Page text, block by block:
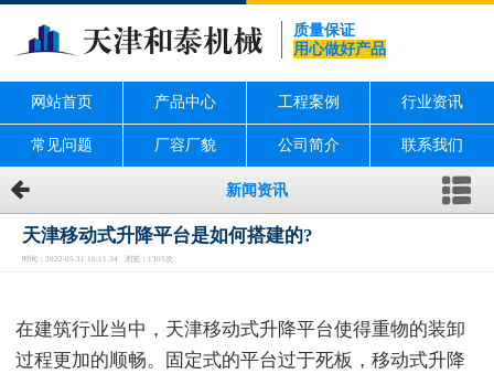
质量保证
用心做好产品
网站首页 产品中心 工程案例 行业资讯
常见问题 厂容厂貌 公司简介 联系我们
新闻资讯
天津移动式升降平台是如何搭建的?
时间：2022-05-31 10:11:34 浏览：1305次
在建筑行业当中，天津移动式升降平台使得重物的装卸
过程更加的顺畅。固定式的平台过于死板，移动式升降